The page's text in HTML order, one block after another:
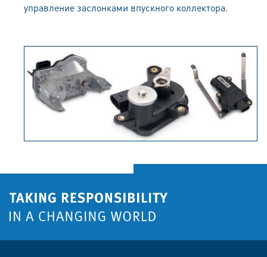
управление заслонками впускного коллектора.